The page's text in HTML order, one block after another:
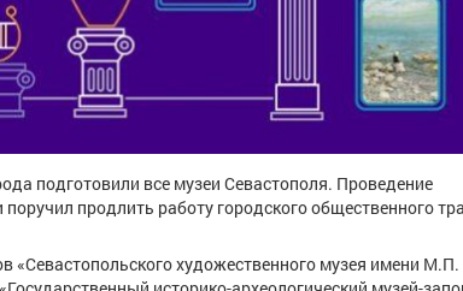
подготовили все музеи Севастополя. Проведение
продлить работу городского общественного
«Севастопольского художественного музея имени М.П.